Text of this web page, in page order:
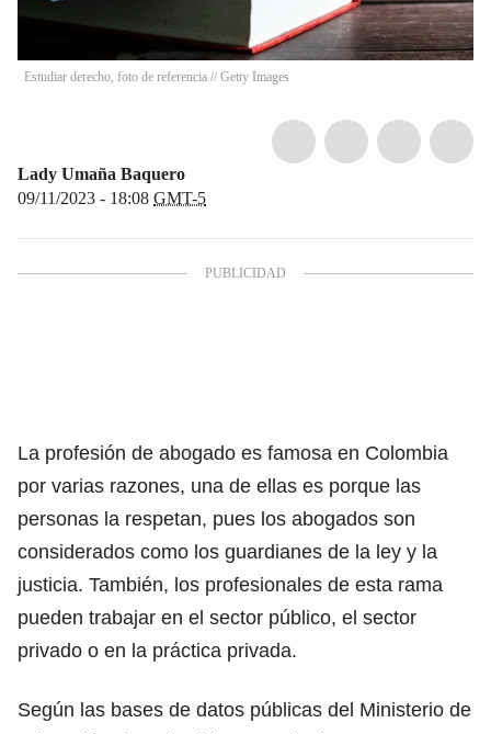
Estudiar derecho, foto de referencia // Getty Images
Lady Umaña Baquero
09/11/2023 - 18:08 GMT-5
La profesión de abogado es famosa en Colombia
por varias razones, una de ellas es porque las
personas la respetan, pues los abogados son
considerados como los guardianes de la ley y la
justicia. También, los profesionales de esta rama
pueden trabajar en el sector público, el sector
privado o en la práctica privada.
Según las bases de datos públicas del Ministerio de